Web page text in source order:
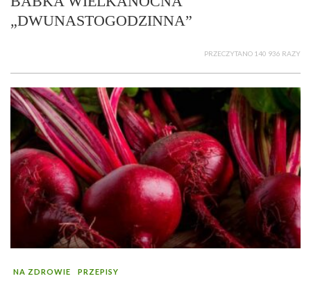
„DWUNASTOGODZINNA”
PRZECZYTANO 140 936 RAZY
NA ZDROWIE PRZEPISY